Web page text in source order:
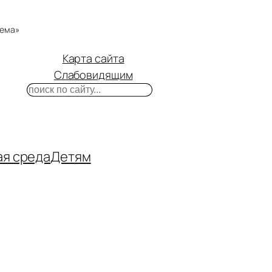
Карта сайта
Слабовидящим
Поиск
средаДетям